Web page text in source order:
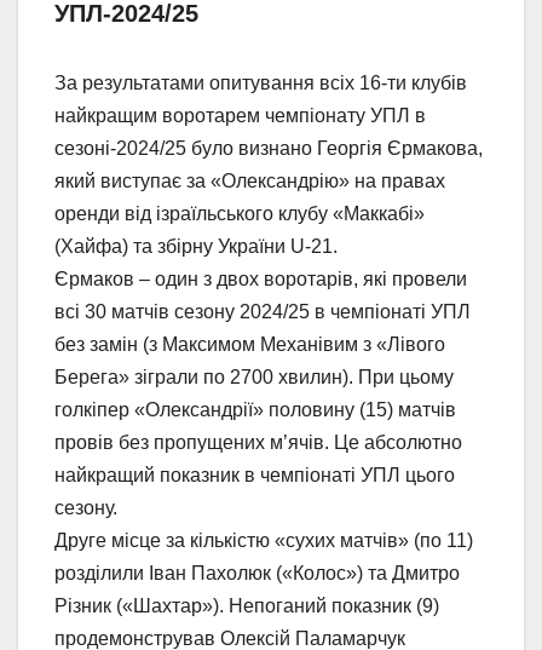
УПЛ-2024/25
За результатами опитування всіх 16-ти клубів
найкращим воротарем чемпіонату УПЛ в
сезоні-2024/25 було визнано Георгія Єрмакова,
який виступає за «Олександрію» на правах
оренди від ізраїльського клубу «Маккабі»
(Хайфа) та збірну України U-21.
Єрмаков – один з двох воротарів, які провели
всі 30 матчів сезону 2024/25 в чемпіонаті УПЛ
без замін (з Максимом Механівим з «Лівого
Берега» зіграли по 2700 хвилин). При цьому
голкіпер «Олександрії» половину (15) матчів
провів без пропущених м’ячів. Це абсолютно
найкращий показник в чемпіонаті УПЛ цього
сезону.
Друге місце за кількістю «сухих матчів» (по 11)
розділили Іван Пахолюк («Колос») та Дмитро
Різник («Шахтар»). Непоганий показник (9)
продемонстрував Олексій Паламарчук